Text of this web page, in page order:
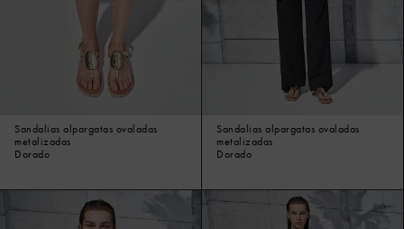
Sandalias alpargatas ovaladas
metalizadas
Dorado
Sandalias alpargatas ovaladas
metalizadas
Dorado